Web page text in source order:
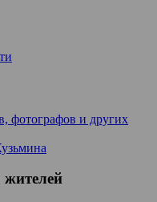
фотографов и других
жителей